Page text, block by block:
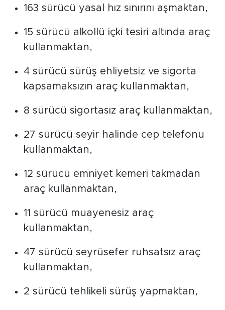
163 sürücü yasal hız sınırını aşmaktan,
15 sürücü alkollü içki tesiri altında araç
kullanmaktan,
4 sürücü sürüş ehliyetsiz ve sigorta
kapsamaksızın araç kullanmaktan,
8 sürücü sigortasız araç kullanmaktan,
27 sürücü seyir halinde cep telefonu
kullanmaktan,
12 sürücü emniyet kemeri takmadan
araç kullanmaktan,
11 sürücü muayenesiz araç
kullanmaktan,
47 sürücü seyrüsefer ruhsatsız araç
kullanmaktan,
2 sürücü tehlikeli sürüş yapmaktan,